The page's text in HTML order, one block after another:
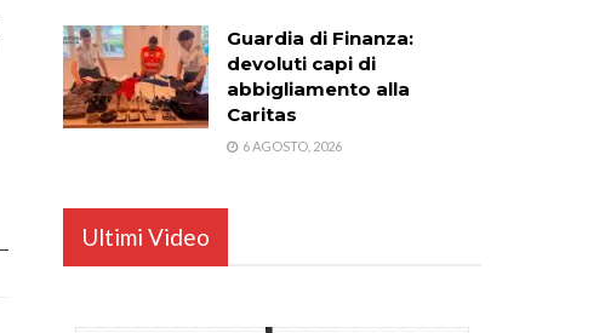
Guardia di Finanza:
devoluti capi di
abbigliamento alla
Caritas
6 AGOSTO, 2026
Ultimi Video